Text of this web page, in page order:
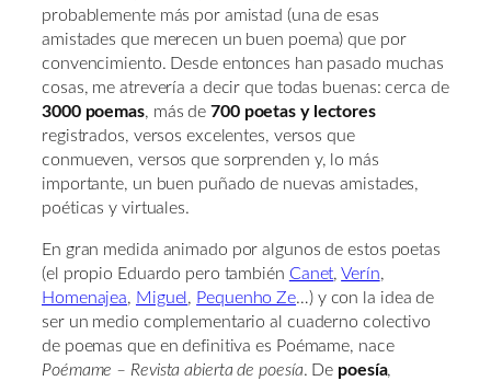
probablemente más por amistad (una de esas
amistades que merecen un buen poema) que por
convencimiento. Desde entonces han pasado muchas
cosas, me atrevería a decir que todas buenas: cerca de
3000 poemas, más de700 poetas y lectores
registrados, versos excelentes, versos que
conmueven, versos que sorprenden y, lo más
importante, un buen puñado de nuevas amistades,
poéticas y virtuales.
En gran medida animado por algunos de estos poetas
(el propio Eduardo pero también Canet,Verín,
Homenajea, Miguel , Pequenho Ze…) y con la idea de
ser un medio complementario al cuaderno colectivo
de poemas que en definitiva es Poémame, nace
Poémame – Revista abierta de poesía. De poesía,